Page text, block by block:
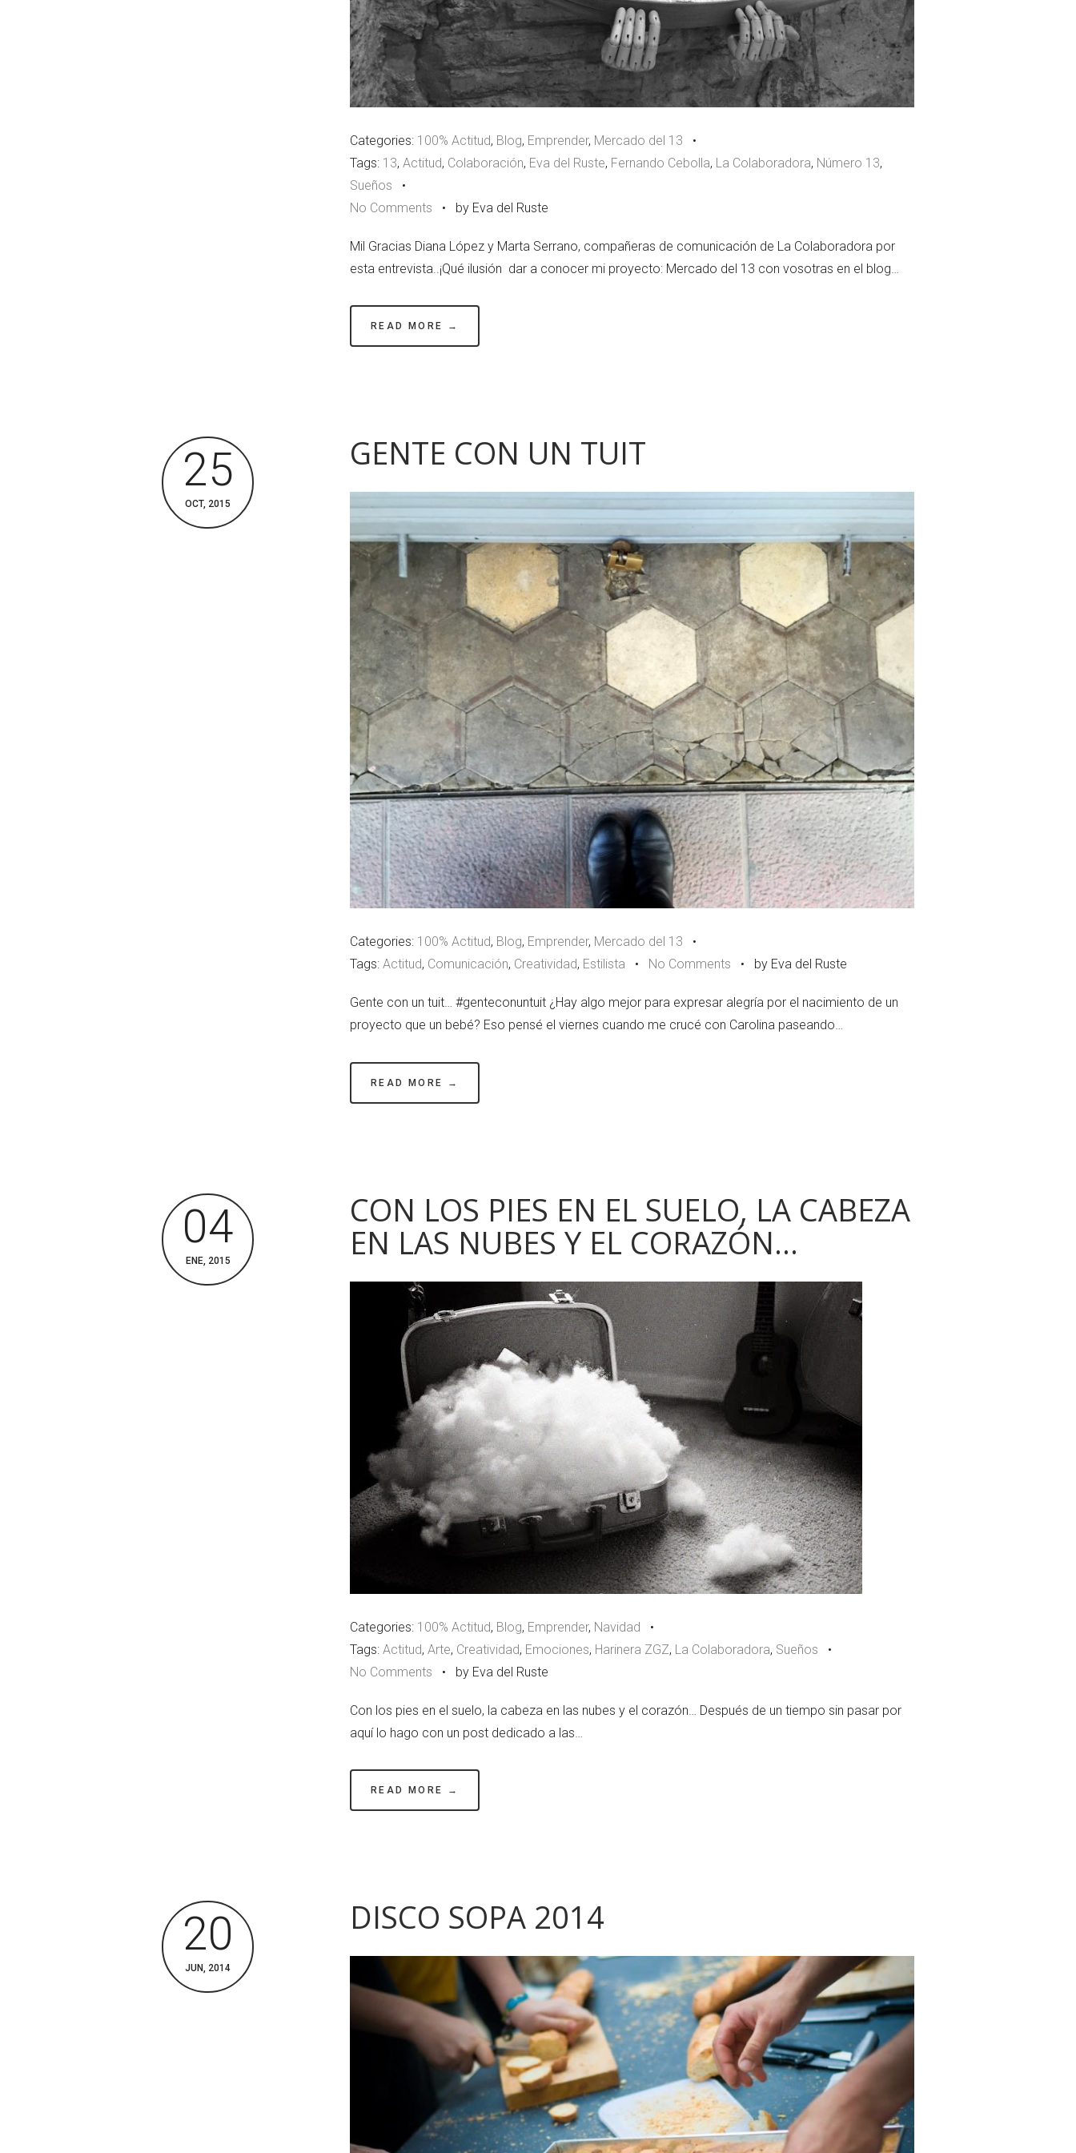
Categories: 100% Actitud, Blog, Emprender, Mercado del 13 •
Tags: 13, Actitud, Colaboración, Eva del Ruste, Fernando Cebolla, La Colaboradora, Número 13,
Sueños •
No Comments • by Eva del Ruste
Mil Gracias Diana López y Marta Serrano, compañeras de comunicación de La Colaboradora por
esta entrevista..¡Qué ilusión dar a conocer mi proyecto: Mercado del 13 con vosotras en el blog…
READ MORE →
25
OCT, 2015
GENTE CON UN TUIT
Categories: 100% Actitud, Blog, Emprender, Mercado del 13 •
Tags: Actitud, Comunicación, Creatividad, Estilista • No Comments • by Eva del Ruste
Gente con un tuit… #genteconuntuit ¿Hay algo mejor para expresar alegría por el nacimiento de un
proyecto que un bebé? Eso pensé el viernes cuando me crucé con Carolina paseando…
READ MORE →
04
ENE, 2015
CON LOS PIES EN EL SUELO, LA CABEZA
EN LAS NUBES Y EL CORAZÓN…
Categories: 100% Actitud, Blog, Emprender, Navidad •
Tags: Actitud, Arte, Creatividad, Emociones, Harinera ZGZ, La Colaboradora, Sueños •
No Comments • by Eva del Ruste
Con los pies en el suelo, la cabeza en las nubes y el corazón… Después de un tiempo sin pasar por
aquí lo hago con un post dedicado a las…
READ MORE →
20
JUN, 2014
DISCO SOPA 2014